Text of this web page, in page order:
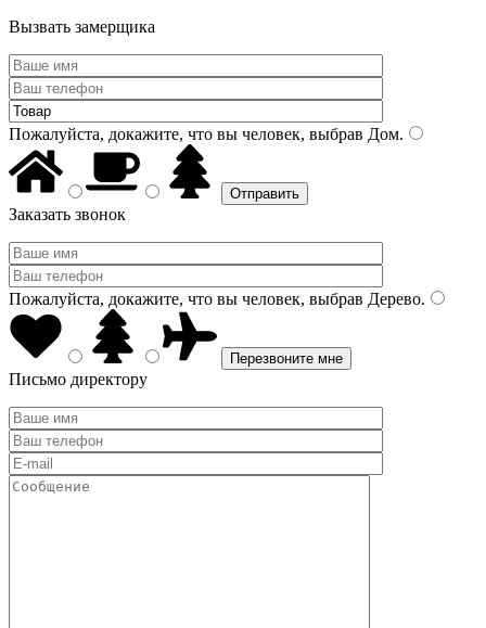
Вызвать замерщика
Пожалуйста, докажите, что вы человек, выбрав Дом.
Заказать звонок
Пожалуйста, докажите, что вы человек, выбрав Дерево.
Письмо директору